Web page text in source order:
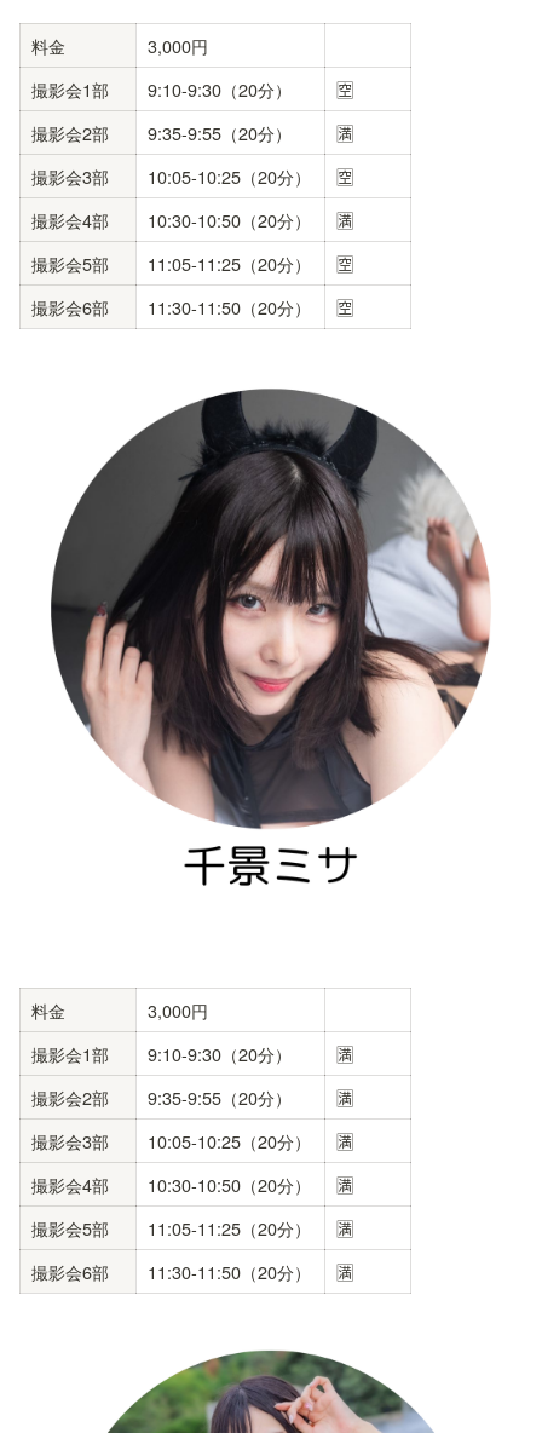
料金
3,000円
撮影会1部
9:10-9:30（20分）
🈳
撮影会2部
9:35-9:55（20分）
🈵
撮影会3部
10:05-10:25（20分）
🈳
撮影会4部
10:30-10:50（20分）
🈵
撮影会5部
11:05-11:25（20分）
🈳
撮影会6部
11:30-11:50（20分） 🈳
料金
3,000円
撮影会1部
9:10-9:30（20分）
🈵
撮影会2部
9:35-9:55（20分）
🈵
撮影会3部
10:05-10:25（20分）
🈵
撮影会4部
10:30-10:50（20分）
🈵
撮影会5部
11:05-11:25（20分）
🈵
撮影会6部
11:30-11:50（20分） 🈵